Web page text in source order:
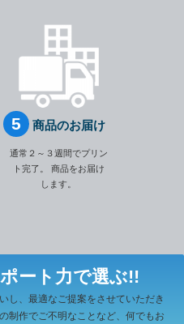
商品のお届け
通常２～３週間でプリン
ト完了。
商品をお届け
します。
ート力で選ぶ!!
し、最適なご提案をさせていただき
制作でご不明なことなど、何でもお